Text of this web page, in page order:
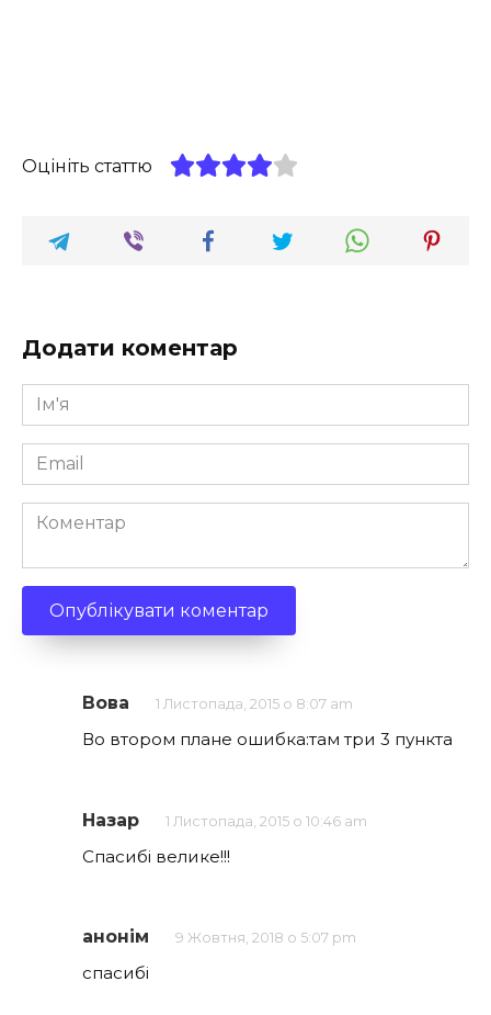
Оцініть статтю
Додати коментар
Ім'я
*
Email
*
Коментар
Вова 1 Листопада, 2015 о 8:07 am
Во втором плане ошибка:там три 3 пункта
Назар 1 Листопада, 2015 о 10:46 am
Спасибі велике!!!
анонім 9 Жовтня, 2018 о 5:07 pm
спасибі